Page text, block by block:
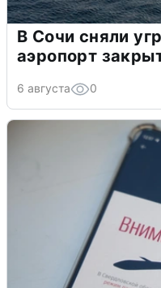
В Сочи сняли
аэропорт
6 августа 0